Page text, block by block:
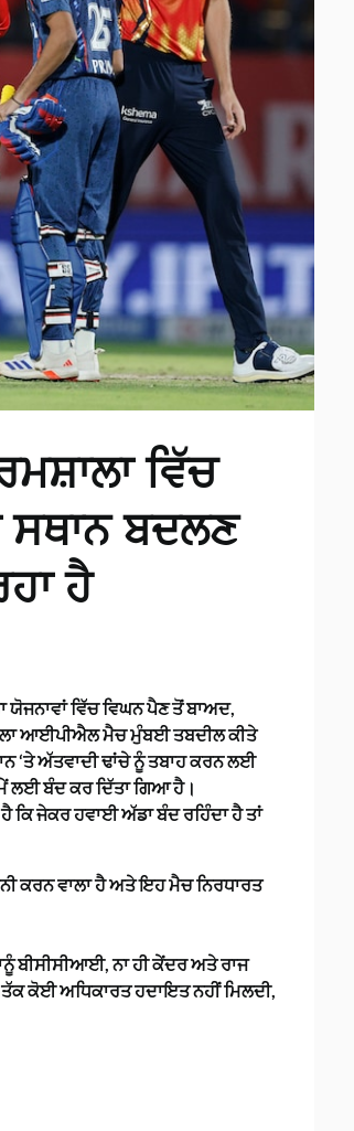
ਵਿੱਚ
ਸਥਾਨ ਬਦਲਣ
ਹੈ
ਵਿੱਚ ਵਿਘਨ ਪੈਣ ਤੋਂ ਬਾਅਦ,
ਆਈਪੀਐਲ ਮੈਚ ਮੁੰਬਈ ਤਬਦੀਲ ਕੀਤੇ
‘ਤੇ ਅੱਤਵਾਦੀ ਢਾਂਚੇ ਨੂੰ ਤਬਾਹ ਕਰਨ ਲਈ
ਲਈ ਬੰਦ ਕਰ ਦਿੱਤਾ ਗਿਆ ਹੈ।
ਜੇਕਰ ਹਵਾਈ ਅੱਡਾ ਬੰਦ ਰਹਿੰਦਾ ਹੈ ਤਾਂ
ਕਰਨ ਵਾਲਾ ਹੈ ਅਤੇ ਇਹ ਮੈਚ ਨਿਰਧਾਰਤ
ਬੀਸੀਸੀਆਈ, ਨਾ ਹੀ ਕੇਂਦਰ ਅਤੇ ਰਾਜ
ਕੋਈ ਅਧਿਕਾਰਤ ਹਦਾਇਤ ਨਹੀਂ ਮਿਲਦੀ,